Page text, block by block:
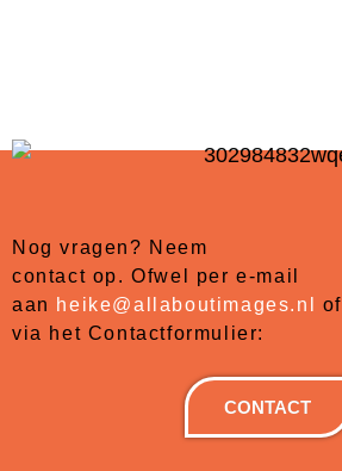
Nog vragen? Neem
contact op. Ofwel per e-mail
aan heike@allaboutimages.nl
of
via het Contactformulier:
CONTACT